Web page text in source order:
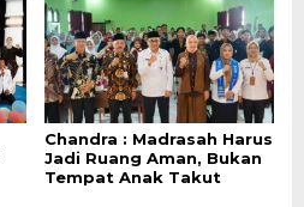
Chandra : Madrasah Harus
Jadi Ruang Aman, Bukan
Tempat Anak Takut